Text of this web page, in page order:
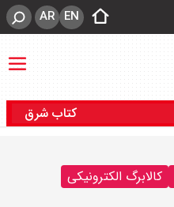
EN
AR
کتاب شرق
کالابرگ الکترونیکی